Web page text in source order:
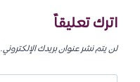
اترك تعليقاً
لن يتم نشر عنوان بريدك الإلكتروني.